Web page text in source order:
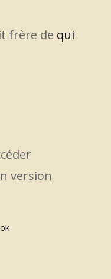
frère de qui
version